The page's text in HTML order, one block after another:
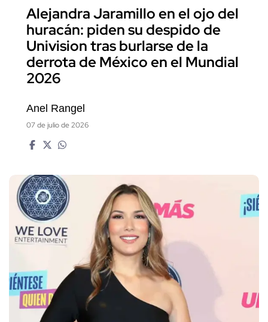
Alejandra Jaramillo en el ojo del
huracán: piden su despido de
Univision tras burlarse de la
derrota de México en el Mundial
2026
Anel Rangel
07 de julio de 2026